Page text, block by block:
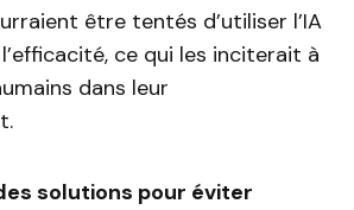
être tentés d’utiliser l’IA
ce qui les inciterait à
dans leur
solutions pour éviter